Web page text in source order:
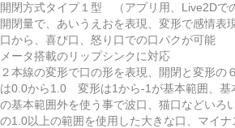
開閉方式タイプ１型 （アプリ用、Live2Dで
閉量で、あいうえおを表現、変形で感情表
から、喜び口、怒り口での口パクが可能
ータ搭載のリップシンクに対応
２本線の変形で口の形を表現、開閉と変形の
0.0から1.0 変形は1から-1が基本範囲、基
基本範囲外を使う事で波口、猫口などいろ
1.0以上の範囲を使用した大きな口、マイ